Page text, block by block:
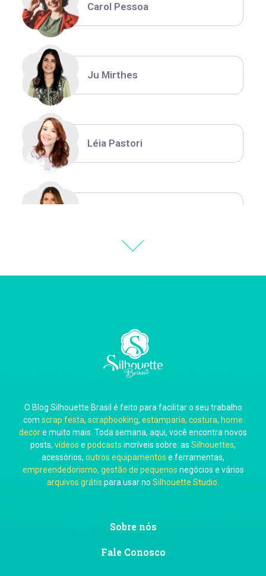
Carol Pessoa
Ju Mirthes
Léia Pastori
Carla Eschberger
Carol Pessoa
Ju Mirthes
O Blog Silhouette Brasil é feito para facilitar o seu trabalho
com scrap festa, scrapbooking, estamparia, costura, home
decore muito mais. Toda semana, aqui, você encontra novos
posts, vídeos e podcasts incríveis sobre: as Silhouettes,
acessórios, outros equipamentos e ferramentas,
empreendedorismo, gestão de pequenos negócios e vários
arquivos grátis para usar no Silhouette Studio
Sobre nós
Fale Conosco